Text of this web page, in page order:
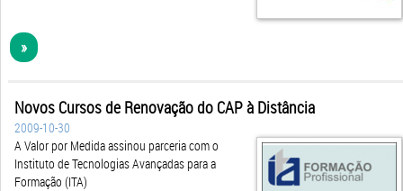
»
Novos Cursos de Renovação do CAP à Distância
2009-10-30
A Valor por Medida assinou parceria com o
Instituto de Tecnologias Avançadas para a
Formação (ITA)